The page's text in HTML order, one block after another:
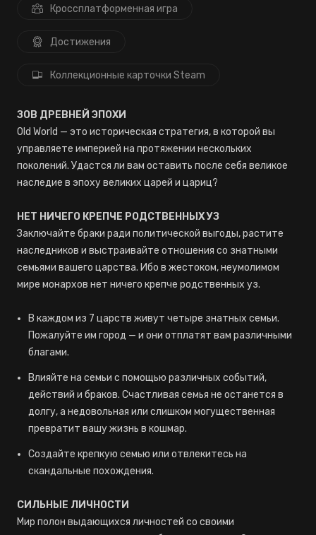
Кроссплатформенная игра
Достижения
Коллекционные карточки Steam
ЗОВ ДРЕВНЕЙ ЭПОХИ
Old World — это историческая стратегия, в которой вы
управляете империей на протяжении нескольких
поколений. Удастся ли вам оставить после себя великое
наследие в эпоху великих царей и цариц?
НЕТ НИЧЕГО КРЕПЧЕ РОДСТВЕННЫХ УЗ
Заключайте браки ради политической выгоды, растите
наследников и выстраивайте отношения со знатными
семьями вашего царства. Ибо в жестоком, неумолимом
мире монархов нет ничего крепче родственных уз.
В каждом из 7 царств живут четыре знатных семьи.
Пожалуйте им город — и они отплатят вам различными
благами.
Влияйте на семьи с помощью различных событий,
действий и браков. Счастливая семья не останется в
долгу, а недовольная или слишком могущественная
превратит вашу жизнь в кошмар.
Создайте крепкую семью или отвлекитесь на
скандальные похождения.
СИЛЬНЫЕ ЛИЧНОСТИ
Мир полон выдающихся личностей со своими